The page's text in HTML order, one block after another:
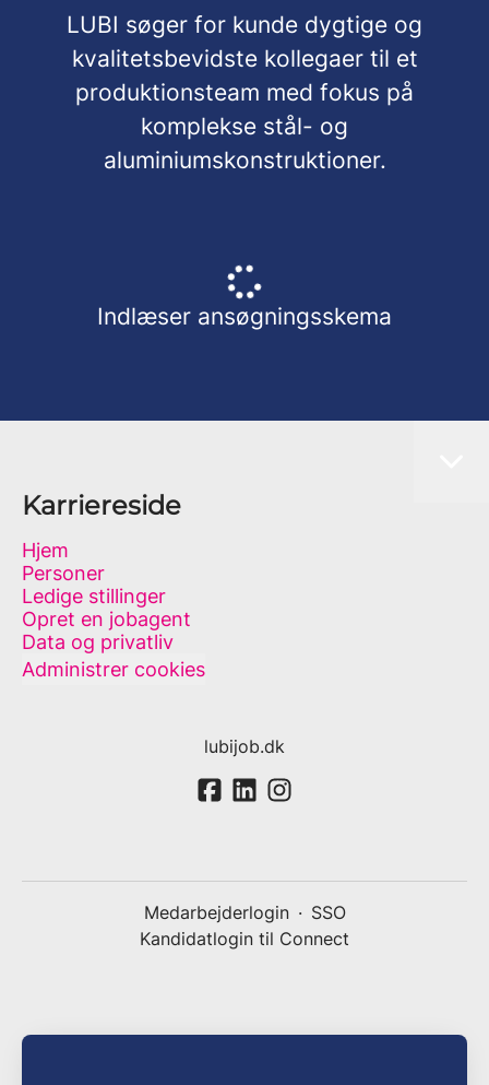
LUBI søger for kunde dygtige og
kvalitetsbevidste kollegaer til et
produktionsteam med fokus på
komplekse stål- og
aluminiumskonstruktioner.
Indlæser ansøgningsskema
Karriereside
Hjem
Personer
Ledige stillinger
Opret en jobagent
Data og privatliv
Administrer cookies
lubijob.dk
Medarbejderlogin · SSO
Kandidatlogin til Connect